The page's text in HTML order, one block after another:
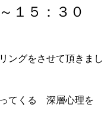
１５：３０
グをさせて頂きまし
てくる 深層心理を